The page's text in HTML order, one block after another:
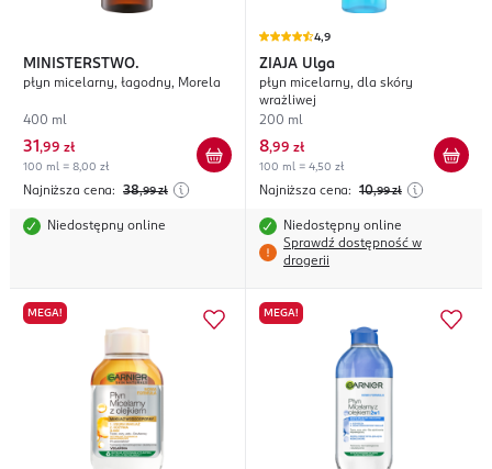
MINISTERSTWO.
płyn micelarny, łagodny, Morela
400 ml
31 ,99 zł
100 ml = 8,00 zł
Najniższa cena: 38,99 zł
Niedostępny online
4,9
ZIAJA Ulga
płyn micelarny, dla skóry
wrażliwej
200 ml
8,99 zł
100 ml = 4,50 zł
Najniższa cena: 10,99 zł
Niedostępny online
Sprawdź dostępność w
drogerii
MEGA! MEGA!